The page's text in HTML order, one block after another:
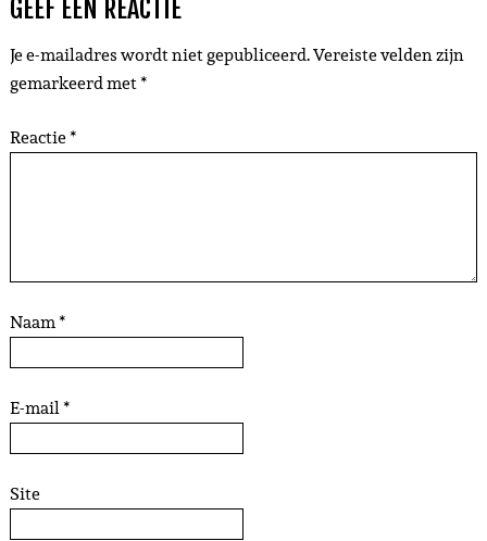
GEEF EEN REACTIE
Je e-mailadres wordt niet gepubliceerd.Vereiste velden zijn
gemarkeerd met*
Reactie*
Naam*
E-mail*
Site